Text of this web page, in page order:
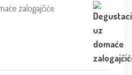
zalogajčiće